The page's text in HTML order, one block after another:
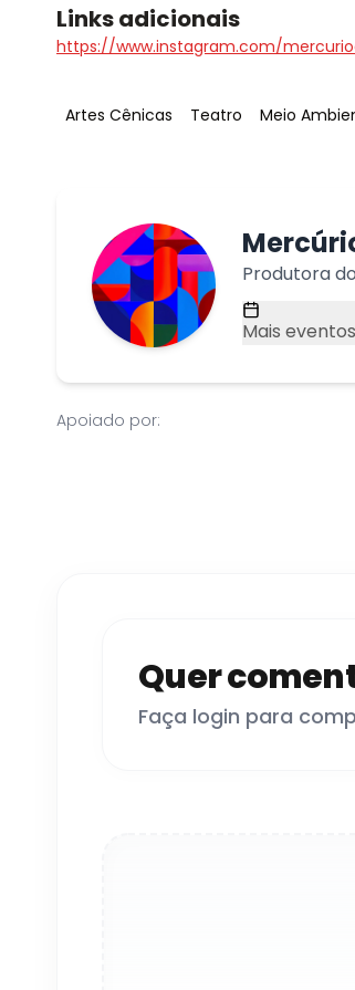
Links adicionais
https://www.instagram.com/
Tag:
Artes Cênicas Tag:
Teatro Tag:
Meio
Produtora
Mais
Apoiado por:
Quer
Faça login para